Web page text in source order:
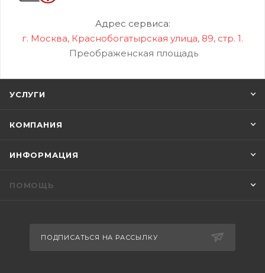
Адрес сервиса:
г. Москва, Краснобогатырская улица, 89, стр. 1.
Преображенская площадь
УСЛУГИ
КОМПАНИЯ
ИНФОРМАЦИЯ
ПОМОЩЬ
ПОДПИСАТЬСЯ НА РАССЫЛКУ